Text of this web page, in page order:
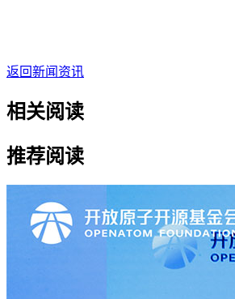
返回新闻资讯
相关阅读
推荐阅读